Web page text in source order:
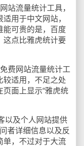
站流量统计工具，
用于中文网站，
能可贵的是，百度
这点比雅虎统计要
费网站流量统计工
较适用，不足之处
面上显示“雅虎统
以及个人网站提供
者详细信息以及反
单，不过对于大流